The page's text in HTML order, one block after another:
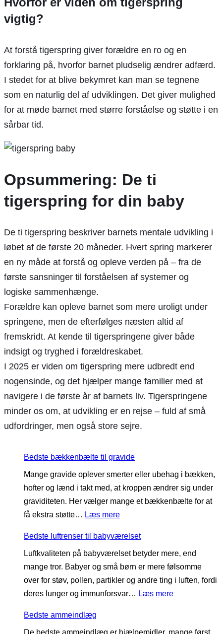
vigtig?
At forstå tigerspring giver forældre en ro og en
forklaring på, hvorfor barnet pludselig ændrer adfærd.
I stedet for at blive bekymret kan man se tegnene
som en naturlig del af udviklingen. Det giver mulighed
for at møde barnet med større forståelse og støtte i en
sårbar tid.
Opsummering: De ti
tigerspring for din baby
De ti tigerspring beskriver barnets mentale udvikling i
løbet af de første 20 måneder. Hvert spring markerer
en ny måde at forstå og opleve verden på – fra de
første sansninger til forståelsen af systemer og
logiske sammenhænge.
Forældre kan opleve barnet som mere uroligt under
springene, men de efterfølges næsten altid af
fremskridt. At kende til tigerspringene giver både
indsigt og tryghed i forældreskabet.
I 2025 er viden om tigerspring mere udbredt end
nogensinde, og det hjælper mange familier med at
navigere i de første år af barnets liv. Tigerspringene
minder os om, at udvikling er en rejse – fuld af små
udfordringer, men også store sejre.
Bedste bækkenbælte til gravide
Mange gravide oplever smerter eller ubehag i bækken,
hofter og lænd i takt med, at kroppen ændrer sig under
graviditeten. Her vælger mange et bækkenbælte for at
få ekstra støtte… Læs mere:
e
d
s
t
e
Bedste luftrenser til babyværelset
Luftkvaliteten på babyværelset betyder mere, end
mange tror. Babyer og små børn er mere følsomme
over for støv, pollen, partikler og andre ting i luften, fordi
deres lunger og immunforsvar… Læs mere:
Bedste ammeindlæg
De bedste ammeindlæg er hjælpemidler, mange først